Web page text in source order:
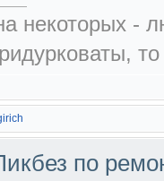
некоторых -
по